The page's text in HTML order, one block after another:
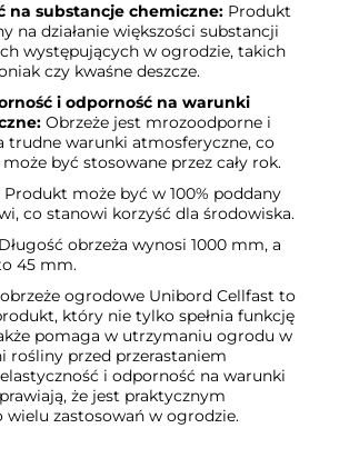
na substancje chemiczne: Produkt
na działanie większości substancji
występujących w ogrodzie, takich
czy kwaśne deszcze.
i odporność na warunki
Obrzeże jest mrozoodporne i
trudne warunki atmosferyczne, co
może być stosowane przez cały rok.
Produkt może być w 100% poddany
co stanowi korzyść dla środowiska.
Długość obrzeża wynosi 1000 mm, a
45 mm.
ogrodowe Unibord Cellfast to
który nie tylko spełnia funkcję
pomaga w utrzymaniu ogrodu w
rośliny przed przerastaniem
i odporność na warunki
że jest praktycznym
wielu zastosowań w ogrodzie.